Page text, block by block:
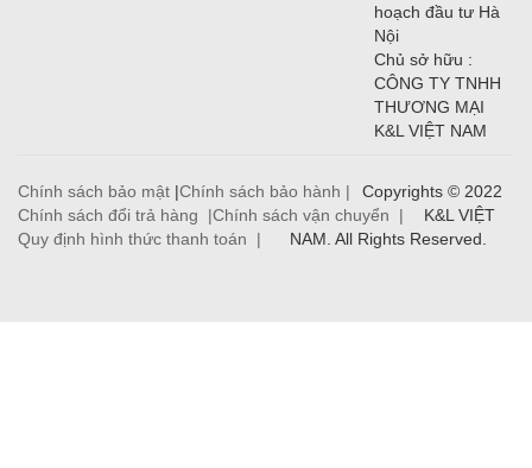
hoạch đầu tư Hà
Nội
Chủ sở hữu :
CÔNG TY TNHH
THƯƠNG MẠI
K&L VIỆT NAM
Chính sách bảo mật |Chính sách bảo hành |
Chính sách đổi trả hàng |Chính sách vận chuyển |
Quy định hình thức thanh toán |
Copyrights © 2022
K&L VIỆT
NAM. All Rights Reserved.